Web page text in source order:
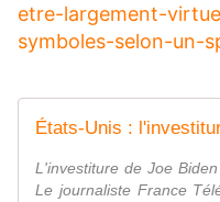
etre-largement-
symboles-selon-un-
L'investiture de Joe
Le journaliste France